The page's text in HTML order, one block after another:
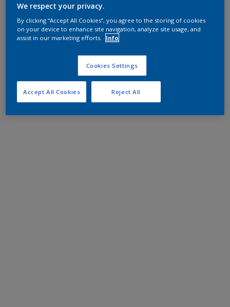
We respect your privacy.
By clicking “Accept All Cookies”, you agree to the storing of cookies
on your device to enhance site navigation, analyze site usage, and
assist in our marketing efforts.
Info
Cookies Settings
Reject All
Accept All Cookies